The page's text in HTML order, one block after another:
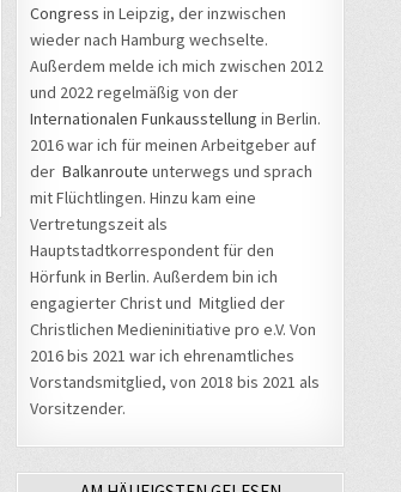
Congress in Leipzig, der inzwischen
wieder nach Hamburg wechselte.
Außerdem melde ich mich zwischen 2012
und 2022 regelmäßig von der
Internationalen Funkausstellung in Berlin.
2016 war ich für meinen Arbeitgeber auf
der Balkanroute unterwegs und sprach
mit Flüchtlingen. Hinzu kam eine
Vertretungszeit als
Hauptstadtkorrespondent für den
Hörfunk in Berlin. Außerdem bin ich
engagierter Christ und Mitglied der
Christlichen Medieninitiative pro e.V. Von
2016 bis 2021 war ich ehrenamtliches
Vorstandsmitglied, von 2018 bis 2021 als
Vorsitzender.